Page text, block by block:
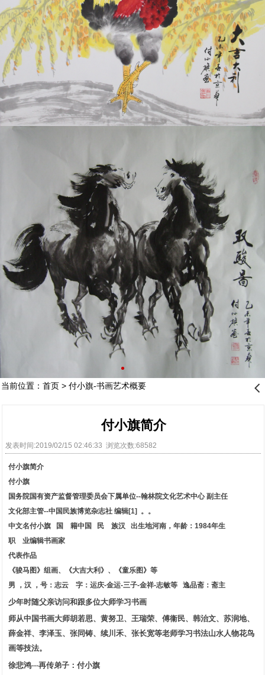
当前位置： 首页> 付小旗-书画艺术概要 󰊒
付小旗简介
发表时间:2019/02/15 02:46:33 浏览次数:68582
付小旗简介
付小旗
国务院国有资产监督管理委员会下属单位--翰林院文化艺术中心 副主任
文化部主管--中国民族博览杂志社 编辑[1] 。。
中文名付小旗 国 籍中国 民 族汉 出生地河南，年龄：1984年生
职 业编辑书画家
代表作品
《骏马图》组画、《大吉大利》、《童乐图》等
男 ，汉 ，号：志云 字：运庆-金运-三子-金祥-志敏等 逸品斋：斋主
少年时随父亲访问和跟多位大师学习书画
师从中国书画大师胡若思、黄努卫、 王瑞荣、 傅衞民、韩治文、 苏润地、
薛金祥、李泽玉、张同铸、续川禾、张长宽等老师学习书法山水人物花鸟
画等技法。
徐悲鸿---再传弟子：付小旗